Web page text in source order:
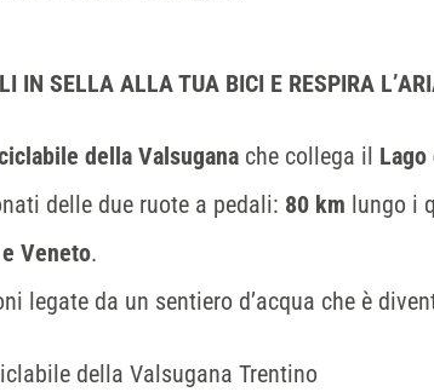
IN SELLA ALLA TUA BICI E RESPIRA
della Valsugana che collega il Lago
delle due ruote a pedali: 80 km lungo i
Veneto.
legate da un sentiero d’acqua che è